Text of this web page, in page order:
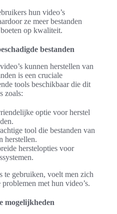
hun video’s
ze meer bestanden
op kwaliteit.
bestanden
kunnen herstellen van
is een cruciale
tools beschikbaar die dit
zoals:
optie voor herstel
tool die bestanden van
herstellen.
herstelopties voor
te gebruiken, voelt men zich
met hun video’s.
mogelijkheden